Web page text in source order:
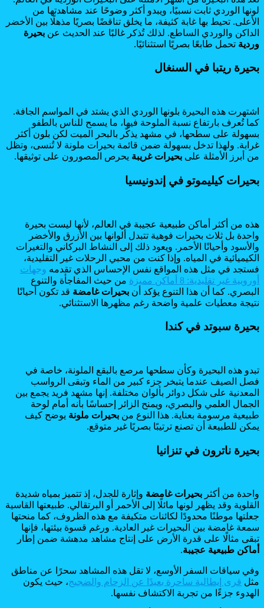
لونها الوردي ثابت نسبيًا، ويبدو أكثر وضوحًا عند مشاهدتها من
الأعلى. تحيط بها غابة كثيفة، ما يخلق تناقضًا بصريًا مذهلًا بين الأخضر
الداكن والوردي الساطع. لذلك تُذكر غالبًا عند الحديث عن بحيرة
وردية تحمل طابعًا بصريًا استثنائيًا.
بحيرة ريتبا في السنغال
اشتهرت هذه البحيرة بلونها الوردي الذي يشتد في المواسم الجافة.
كما تُعرف بارتفاع نسبة الملوحة فيها، ما يسمح للناس بالطفو
بسهولة على سطحها، في مشهد يذكّر بالبحر الميت لكن بلون أكثر
غرابة. ولهذا تدخل بسهولة ضمن قائمة بحيرات ملونة لا تُنسى، وتظل
من أبرز الأمثلة على بحيرات غريبة يحرص المصورون على توثيقها.
بحيرات كيليموتو في إندونيسيا
هذه من أكثر أماكن طبيعية عجيبة في العالم، لأنها ليست بحيرة
واحدة بل ثلاث بحيرات فوهية تتبدل ألوانها بين الأزرق والأخضر
والأسود وأحيانًا الأحمر. ويعود ذلك إلى النشاط البركاني والتغيرات
الكيميائية في المياه. وإذا كنت من محبي الرحلات غير التقليدية،
فستجد في مثل هذه المواقع نفس الإحساس الذي تقدمه وجهات
أوروبية غير تقليدية: 8 أماكن مميزة
من حيث المفاجأة والتنوع
البصري. كما أن هذا التنوع يؤكد أن بحيرات غامضة قد تكون أحيانًا
نتيجة معطيات علمية واضحة رغم مظهرها الاستثنائي.
بحيرة سبوتد في كندا
تبدو هذه البحيرة وكأن سطحها مرصع بالبقع الملونة، خاصة في
فصل الصيف عندما يتبخر جزء كبير من الماء وتبقى الرواسب
المعدنية على شكل دوائر بألوان مختلفة. إنها مشهد فريد يجمع بين
الجمال العلمي والبصري، ويمنح الزائر إحساسًا بأنه أمام لوحة
طبيعية مرسومة بعناية. هذا النوع من بحيرات ملونة يوضح كيف
يمكن للطبيعة أن تصنع ترتيبًا بصريًا غير متوقع.
بحيرة ناترون في تنزانيا
واحدة من أكثر بحيرات غامضة وإثارة للجدل، إذ تتميز بمياه شديدة
القلوية وقد يظهر لونها مائلًا إلى الأحمر أو البرتقالي. طبيعتها القاسية
جعلتها موطنًا محدودًا لكائنات متكيفة مع هذه الظروف، كما منحتها
سمعة غامضة بين البحيرات غير العادية. ورغم قسوة بيئتها، فإنها
تبقى مثالًا على قدرة الأرض على إنتاج مشاهد مدهشة ضمن إطار
أماكن طبيعية عجيبة.
وفي سياقات السفر الأوسع، لا تقل هذه المشاهد سحرًا عن مناطق
مثل قرى إيطالية ساحرة بعيدًا عن الزحام والضجيج، حيث يكون
الهدوء جزءًا من تجربة الاكتشاف نفسها.